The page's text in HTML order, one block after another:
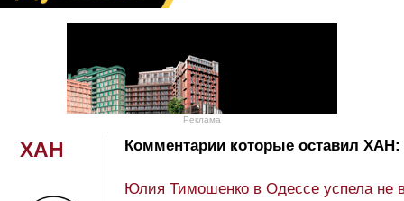
Реклама
XAH Комментарии которые оставил XAH:
Юлия Тимошенко в Одессе успела не